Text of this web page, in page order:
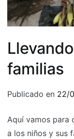
familias
Publicado en 22/
Aquí vamos para
a los niños y sus